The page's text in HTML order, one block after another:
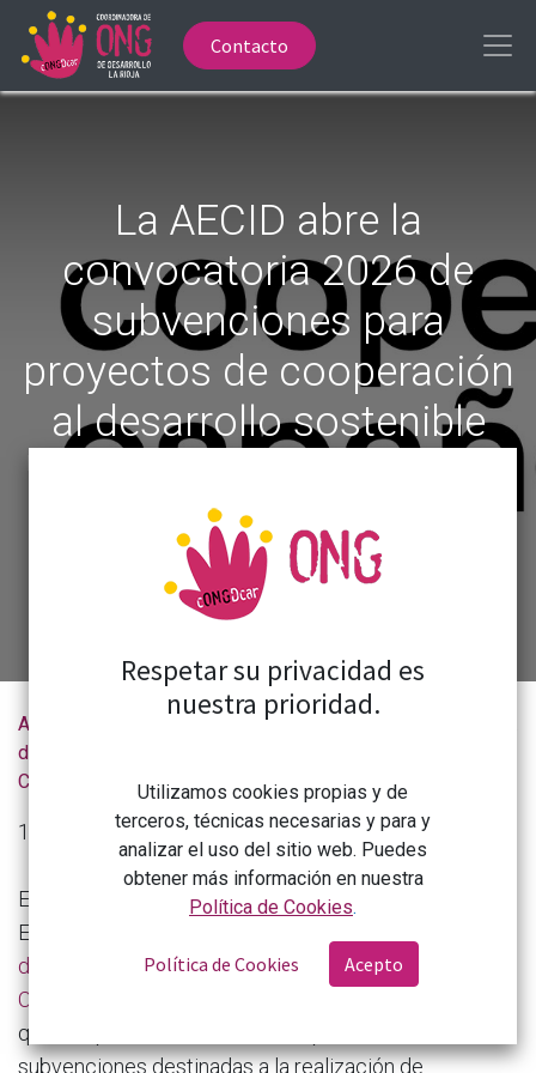
Contacto
La AECID abre la
convocatoria 2026 de
subvenciones para
proyectos de cooperación
al desarrollo sostenible
defensa de derechos humanos, la sostenibilidad y la
justicia global.
Actualidad
de la
CONGDCAR
La AECID abre la convocatoria 2026 de subvenciones para proyectos de cooperación al desarrollo sostenible
13 de abril de 2026
El
se ha publicado en el Boletín Oficial del
Estado el
de 2026 de la Dirección de la Agencia Española de
Cooperación Internacional para el Desarrollo
que se aprueba la convocatoria pública de
subvenciones destinadas a la realización de
Respetar su privacidad es
nuestra prioridad.
Utilizamos cookies propias y de
terceros, técnicas necesarias y para y
analizar el uso del sitio web. Puedes
obtener más información en nuestra
Política de Cookies.
Política de Cookies Acepto